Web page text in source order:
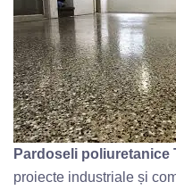
Pardoseli poliuretanice
proiecte industriale și